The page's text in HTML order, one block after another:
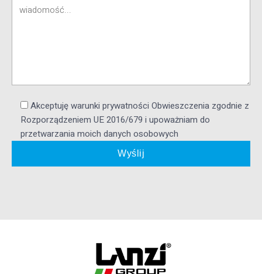
Akceptuję warunki prywatności Obwieszczenia zgodnie z
Rozporządzeniem UE 2016/679 i upoważniam do
przetwarzania moich danych osobowych